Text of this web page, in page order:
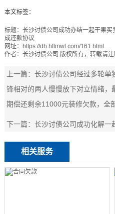
本文标签：
标题： 长沙讨债公司成功办结一起干果
成还款协议
网址： https://dh.hflmwl.com/161.html
作者： 长沙讨债公司 版权所有，转载请注
上一篇：长沙讨债公司经过多轮单
锋相对的两人慢慢放下对立情绪
期偿还剩余11000元装修欠款，全
下一篇：长沙讨债公司成功化解一
相关服务